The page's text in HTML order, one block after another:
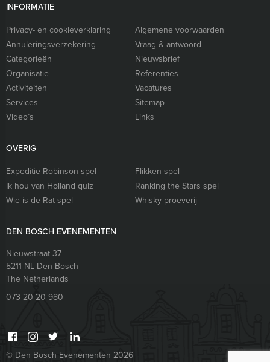
INFORMATIE
Privacy- en cookieverklaring
Algemene voorwaarden
Annuleringsverzekering
Vraag & antwoord
Categorieën
Nieuwsbrief
Organisatie
Referenties
Activiteiten
Vacatures
Services
Sitemap
Video’s
Links
OVERIG
Expeditie Robinson spel
Flikken spel
Ik hou van Holland quiz
Ranking the Stars spel
Wie is de Rat spel
Whisky proeverij
DEN BOSCH EVENEMENTEN
Nieuwstraat 37
5211 NL Den Bosch
The Netherlands
073 20 20 980
© Den Bosch Evenementen 2026